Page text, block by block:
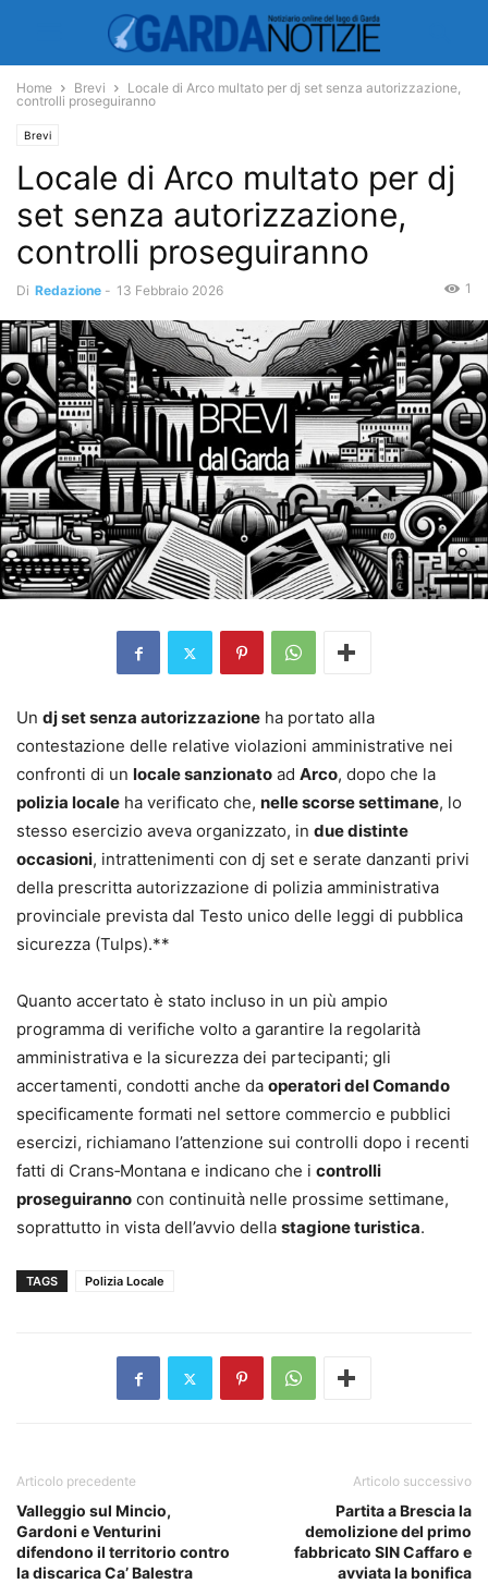
Home Brevi
Locale di Arco multato per dj set senza autorizzazione,
controlli proseguiranno
Brevi
Locale di Arco multato per dj
set senza autorizzazione,
controlli proseguiranno
Di Redazione - 13 Febbraio 2026 1
Un dj set senza autorizzazione ha portato alla
contestazione delle relative violazioni amministrative nei
confronti di un locale sanzionato ad Arco, dopo che la
polizia locale ha verificato che, nelle scorse settimane, lo
stesso esercizio aveva organizzato, in due distinte
occasioni, intrattenimenti con dj set e serate danzanti privi
della prescritta autorizzazione di polizia amministrativa
provinciale prevista dal Testo unico delle leggi di pubblica
sicurezza (Tulps).**
Quanto accertato è stato incluso in un più ampio
programma di verifiche volto a garantire la regolarità
amministrativa e la sicurezza dei partecipanti; gli
accertamenti, condotti anche da operatori del Comando
specificamente formati nel settore commercio e pubblici
esercizi, richiamano l’attenzione sui controlli dopo i recenti
fatti di Crans‑Montana e indicano che i controlli
proseguiranno con continuità nelle prossime settimane,
soprattutto in vista dell’avvio della stagione turistica.
TAGS Polizia Locale
Articolo precedente
Valleggio sul Mincio,
Gardoni e Venturini
difendono il territorio contro
la discarica Ca’ Balestra
Articolo successivo
Partita a Brescia la
demolizione del primo
fabbricato SIN Caffaro e
avviata la bonifica